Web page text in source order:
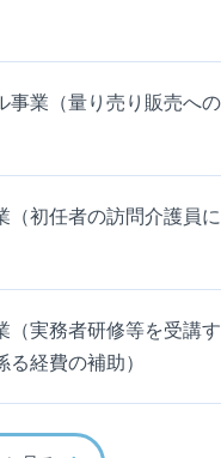
事業（量り売り販売への
（初任者の訪問介護員に
（実務者研修等を受講す
経費の補助）